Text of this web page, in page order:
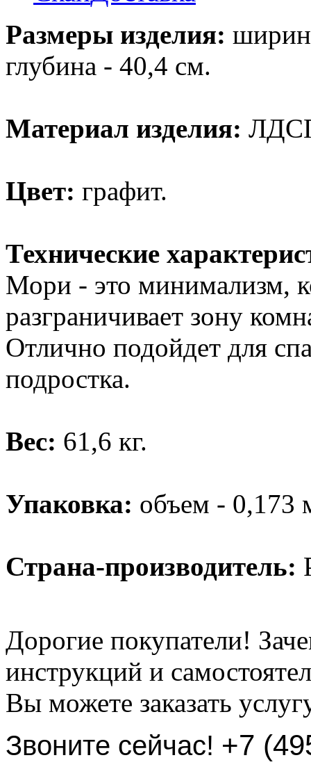
Размеры изделия:
глубина - 40,4 см.
Материал изделия:
Цвет: графит.
Технические
Мори - это минимализм,
разграничивает зону
Отлично подойдет для
подростка.
Вес: 61,6 кг.
Упаковка: объем - 0,173
Страна-производитель:
Дорогие покупатели!
инструкций и
Вы можете заказать
Звоните сейчас! +7